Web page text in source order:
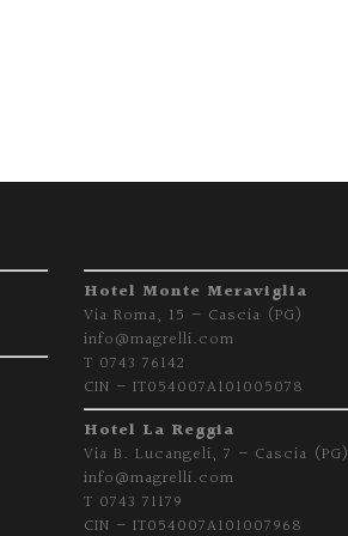
Hotel Monte Meraviglia
Via Roma, 15 – Cascia (PG)
info@magrelli.com
T 0743 76142
CIN – IT054007A101005078
Hotel La Reggia
Via B. Lucangeli, 7 – Cascia (PG)
info@magrelli.com
T 0743 71179
CIN – IT054007A101007968